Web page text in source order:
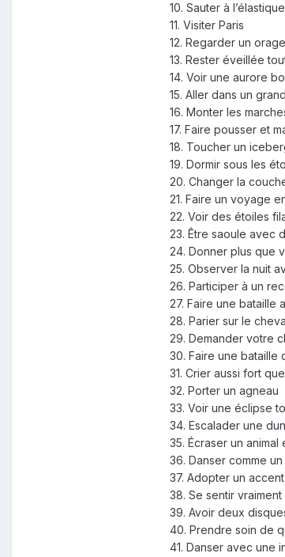
10. Sauter à l’élastique
11. Visiter Paris
12. Regarder un
13. Rester éveillée
14. Voir une aurore
15. Aller dans un
16. Monter les
17. Faire pousser et
18. Toucher un
19. Dormir sous les
20. Changer la
21. Faire un voyage
22. Voir des étoiles
23. Être saoule avec
24. Donner plus que
25. Observer la nuit
26. Participer à un
27. Faire une bataille
28. Parier sur le
29. Demander votre
30. Faire une bataille
31. Crier aussi fort
32. Porter un agneau
33. Voir une éclipse
34. Escalader une
35. Écraser un animal
36. Danser comme
37. Adopter un
38. Se sentir
39. Avoir deux
40. Prendre soin de
41. Danser avec une